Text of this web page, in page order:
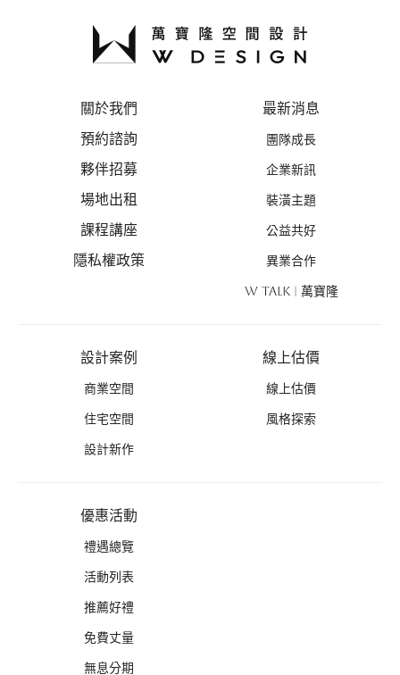
關於我們
預約諮詢
夥伴招募
場地出租
課程講座
隱私權政策
最新消息
團隊成長
企業新訊
裝潢主題
公益共好
異業合作
W TALK | 萬寶隆
設計案例
商業空間
住宅空間
設計新作
線上估價
線上估價
風格探索
優惠活動
禮遇總覽
活動列表
推薦好禮
免費丈量
無息分期